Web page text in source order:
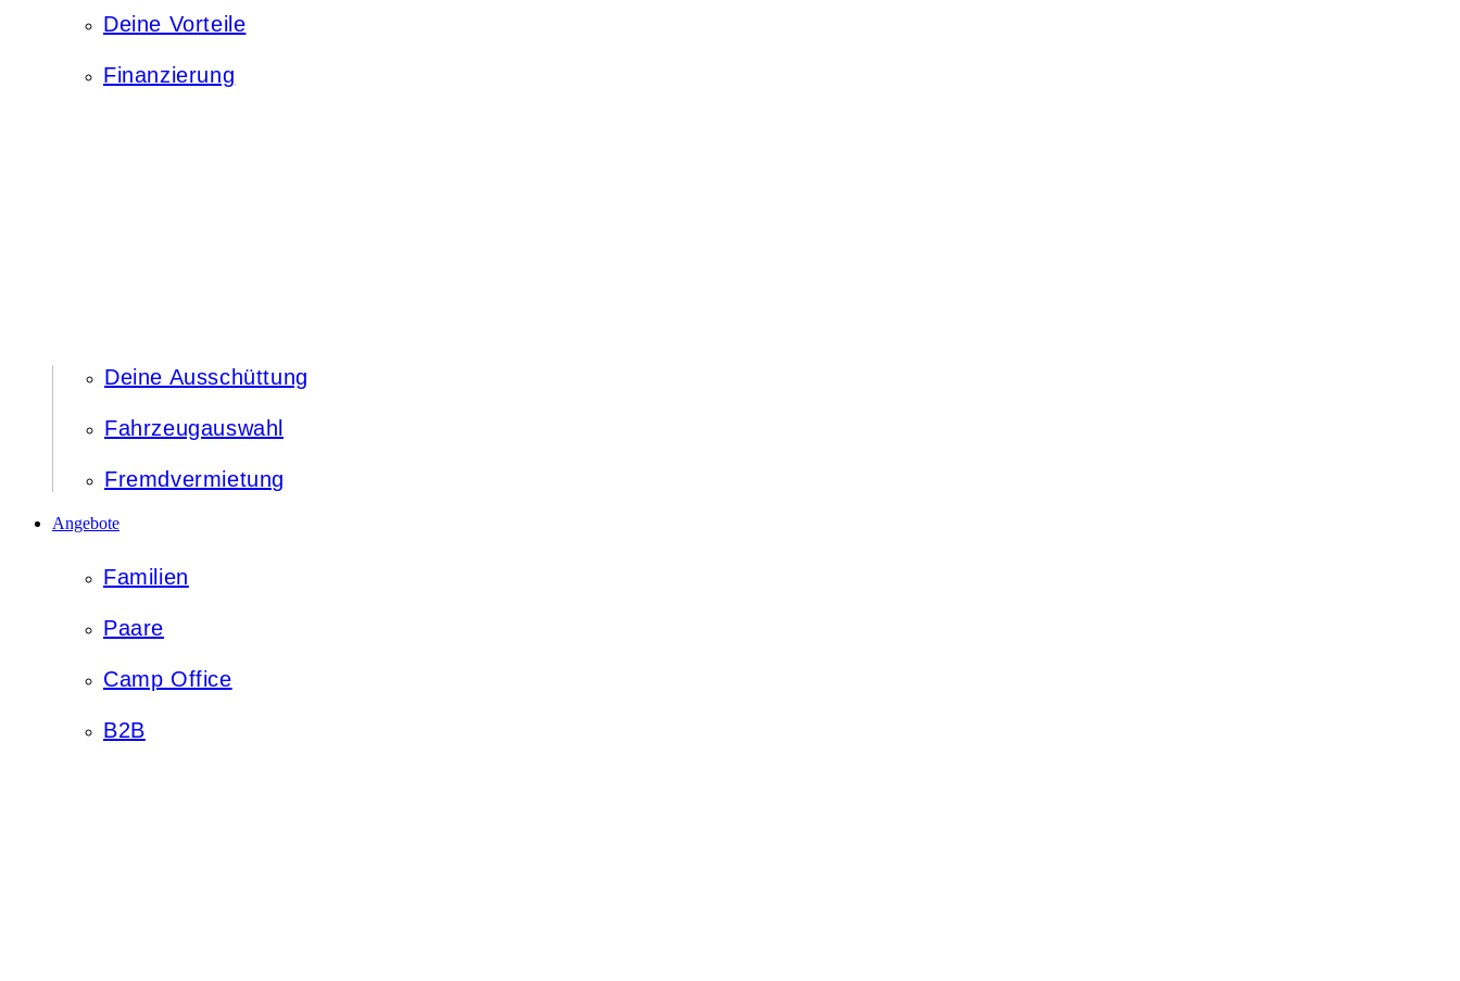
Deine Vorteile
Finanzierung
Deine Ausschüttung
Fahrzeugauswahl
Fremdvermietung
Angebote
Familien
Paare
Camp Office
B2B